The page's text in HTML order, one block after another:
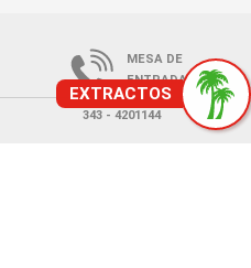
MESA DE
ENTRADA
343 - 4201144